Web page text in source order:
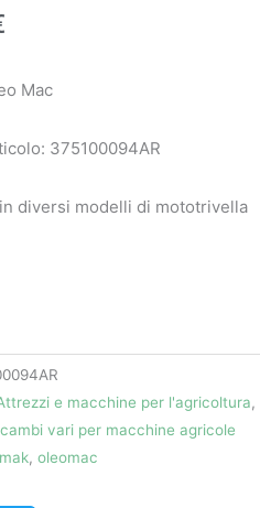
Mac
375100094AR
diversi modelli di mototrivella
e macchine per l'agricoltura,
vari per macchine agricole
, oleomac